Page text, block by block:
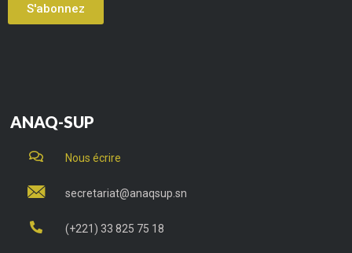
S'abonnez
ANAQ-SUP
Nous écrire
secretariat@anaqsup.sn
(+221) 33 825 75 18